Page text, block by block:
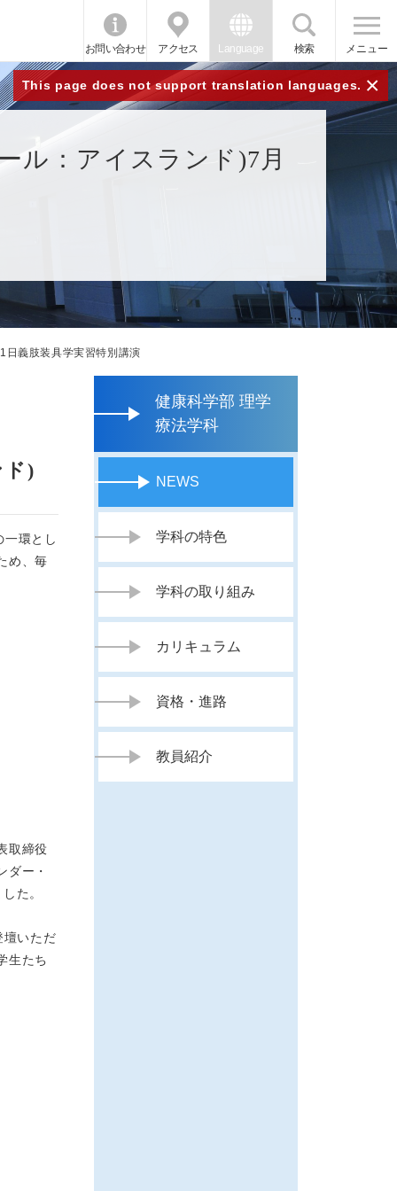
お問い合わせ アクセス Language 検索 メニュー
This page does not support translation languages. ×
ル：アイスランド)7月
日義肢装具学実習特別講演
ド)
環とし
め、毎
取締役
ダー・
た。
壇いただ
生たち
健康科学部 理学
療法学科
NEWS
学科の特色
学科の取り組み
カリキュラム
資格・進路
教員紹介